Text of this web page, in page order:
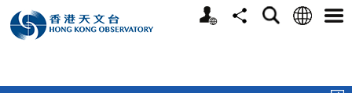
個
分
搜
語
選